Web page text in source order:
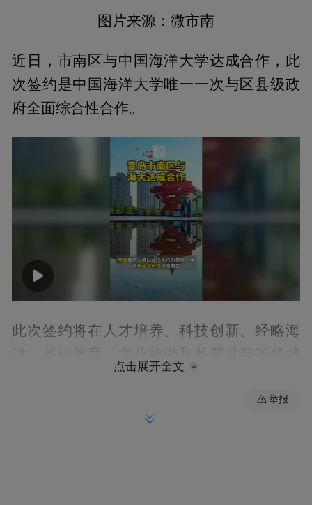
图片来源：微市南
近日，市南区与中国海洋大学达成合作，此
次签约是中国海洋大学唯一一次与区县级政
府全面综合性合作。
此次签约将在人才培养、科技创新、经略海
点击展开全文
举报